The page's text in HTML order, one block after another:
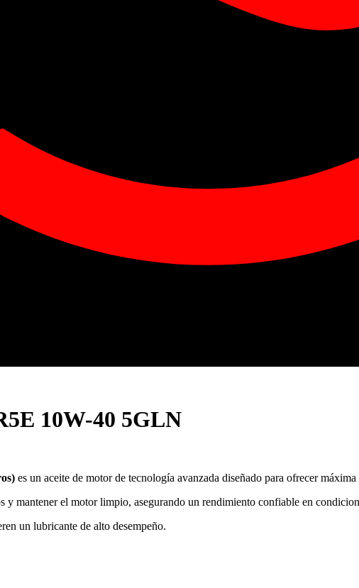
10W-40 5GLN
es un aceite de motor de tecnología avanzada diseñado para ofrecer
y mantener el motor limpio, asegurando un rendimiento confiable en
un lubricante de alto desempeño.